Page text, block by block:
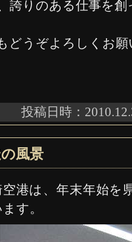
誇りのある仕事を
どうぞよろしくお
投稿日時：
風景
空港は、年末年始を
す。